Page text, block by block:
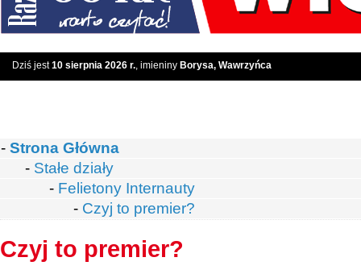
Dziś jest10 sierpnia 2026 r., imieniny Borysa, Wawrzyńca
- Strona Główna
- Stałe działy
- Felietony Internauty
- Czyj to premier?
Czyj to premier?